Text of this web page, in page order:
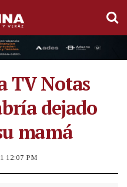
TV Notas
dejado
mamá
12:07 PM